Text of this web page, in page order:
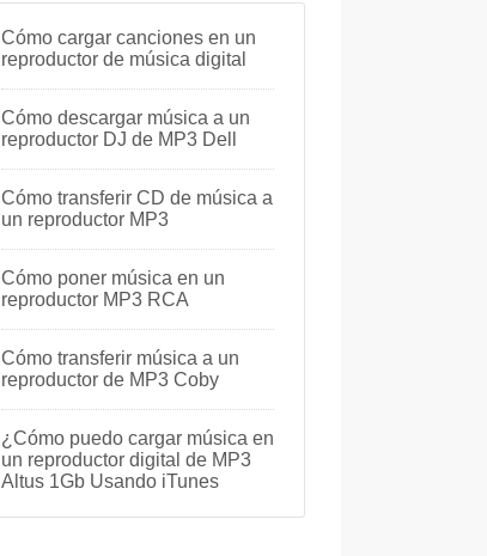
Cómo cargar canciones en un
reproductor de música digital
Cómo descargar música a un
reproductor DJ de MP3 Dell
Cómo transferir CD de música a
un reproductor MP3
Cómo poner música en un
reproductor MP3 RCA
Cómo transferir música a un
reproductor de MP3 Coby
¿Cómo puedo cargar música en
un reproductor digital de MP3
Altus 1Gb Usando iTunes